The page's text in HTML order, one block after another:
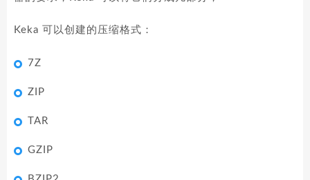
Keka 可以创建的压缩格式：
7Z
ZIP
TAR
GZIP